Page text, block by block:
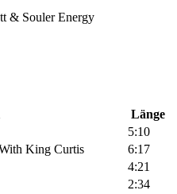
Länge
5:10
King Curtis
6:17
4:21
2:34